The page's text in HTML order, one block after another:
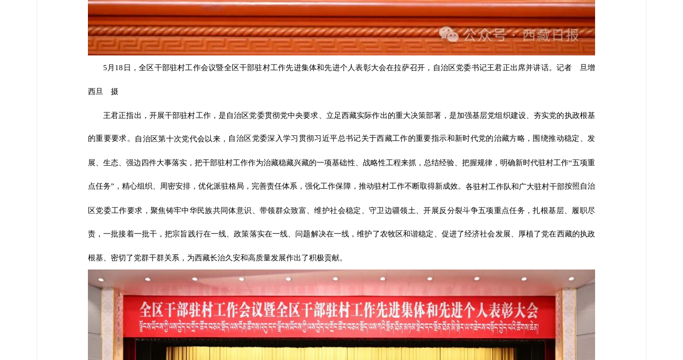
5月18日，全区干部驻村工作会议暨全区干部驻村工作先进集体和先进个人表彰大会在拉萨召开，自治区党委书记王君正出席并讲话。记者 旦增
西旦 摄
王君正指出，开展干部驻村工作，是自治区党委贯彻党中央要求、立足西藏实际作出的重大决策部署，是加强基层党组织建设、夯实党的执政根基
的重要要求。 自治区第十次党代会以来， 自治区党委深入学习贯彻习近平总书记关于西藏工作的重要指示和新时代党的治藏方略，围绕推动稳定、发
展、生态、强边四件大事落实，把干部驻村工作作为治藏稳藏兴藏的一项基础性、战略性工程来抓，总结经验、把握规律，明确新时代驻村工作“五项重
点任务”，精心组织、周密安排，优化派驻格局，完善责任体系，强化工作保障，推动驻村工作不断取得新成效。 各驻村工作队和广大驻村干部按照自治
区党委工作要求，聚焦铸牢中华民族共同体意识、带领群众致富、维护社会稳定、守卫边疆领土、开展反分裂斗争五项重点任务，扎根基层、履职尽
责，一批接着一批干，把宗旨践行在一线、政策落实在一线、问题解决在一线，维护了农牧区和谐稳定、促进了经济社会发展、厚植了党在西藏的执政
根基、密切了党群干群关系，为西藏长治久安和高质量发展作出了积极贡献。